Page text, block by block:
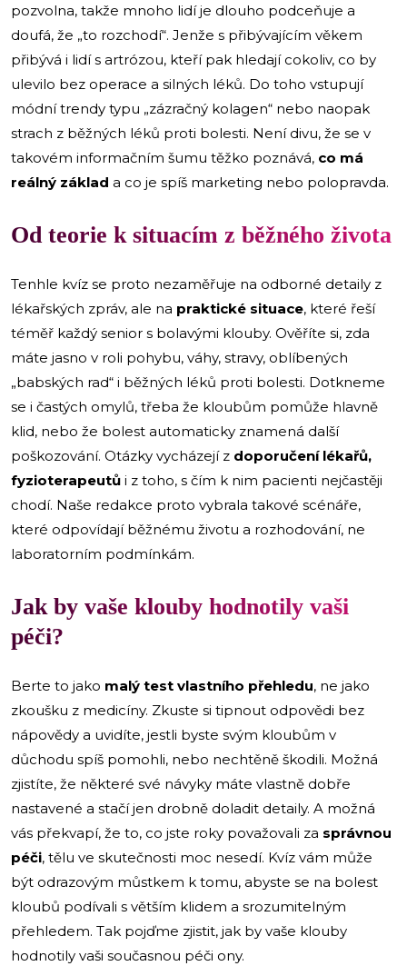
pozvolna, takže mnoho lidí je dlouho podceňuje a
doufá, že „to rozchodí“. Jenže s přibývajícím věkem
přibývá i lidí s artrózou, kteří pak hledají cokoliv, co by
ulevilo bez operace a silných léků. Do toho vstupují
módní trendy typu „zázračný kolagen“ nebo naopak
strach z běžných léků proti bolesti. Není divu, že se v
takovém informačním šumu těžko poznává, co má
reálný základ a co je spíš marketing nebo polopravda.
Od teorie k situacím z běžného života
Tenhle kvíz se proto nezaměřuje na odborné detaily z
lékařských zpráv, ale na praktické situace, které řeší
téměř každý senior s bolavými klouby. Ověříte si, zda
máte jasno v roli pohybu, váhy, stravy, oblíbených
„babských rad“ i běžných léků proti bolesti. Dotkneme
se i častých omylů, třeba že kloubům pomůže hlavně
klid, nebo že bolest automaticky znamená další
poškozování. Otázky vycházejí z doporučení lékařů,
fyzioterapeutů i z toho, s čím k nim pacienti nejčastěji
chodí. Naše redakce proto vybrala takové scénáře,
které odpovídají běžnému životu a rozhodování, ne
laboratorním podmínkám.
Jak by vaše klouby hodnotily vaši
péči?
Berte to jako malý test vlastního přehledu, ne jako
zkoušku z medicíny. Zkuste si tipnout odpovědi bez
nápovědy a uvidíte, jestli byste svým kloubům v
důchodu spíš pomohli, nebo nechtěně škodili. Možná
zjistíte, že některé své návyky máte vlastně dobře
nastavené a stačí jen drobně doladit detaily. A možná
vás překvapí, že to, co jste roky považovali za správnou
péči, tělu ve skutečnosti moc nesedí. Kvíz vám může
být odrazovým můstkem k tomu, abyste se na bolest
kloubů podívali s větším klidem a srozumitelným
přehledem. Tak pojďme zjistit, jak by vaše klouby
hodnotily vaši současnou péči ony.